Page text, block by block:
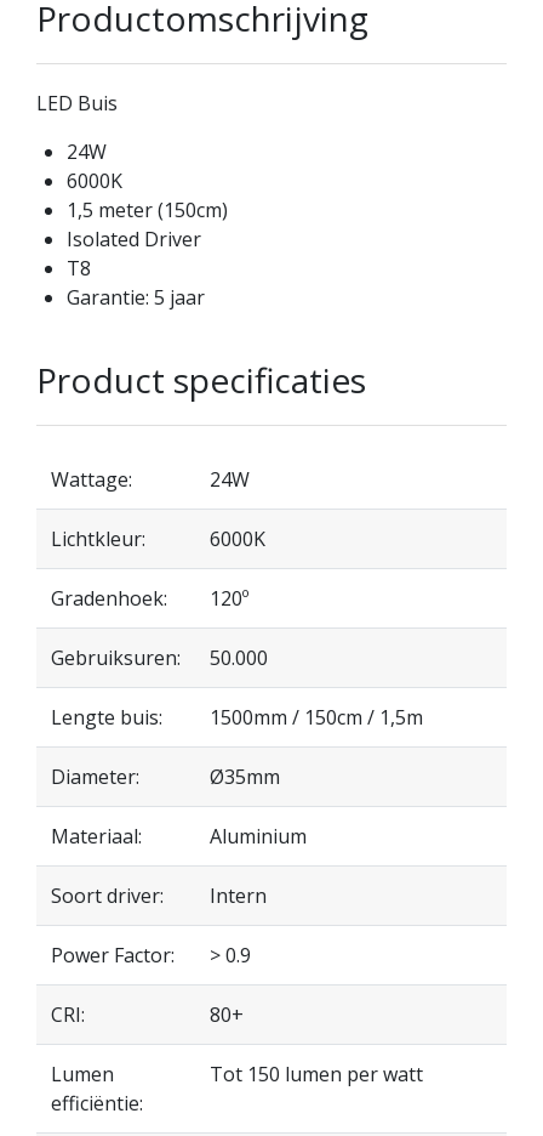
Productomschrijving
LED Buis
24W
6000K
1,5 meter (150cm)
Isolated Driver
T8
Garantie: 5 jaar
Product specificaties
Wattage: 24W
Lichtkleur: 6000K
Gradenhoek: 120º
Gebruiksuren: 50.000
Lengte buis: 1500mm / 150cm / 1,5m
Diameter: Ø35mm
Materiaal: Aluminium
Soort driver: Intern
Power Factor: > 0.9
CRI: 80+
Lumen
efficiëntie:
Tot 150 lumen per watt